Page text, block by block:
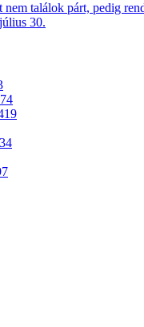
nem találok párt, pedig
30.
74
34